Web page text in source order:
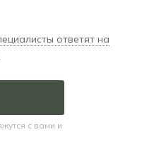
ответят на
с вами и